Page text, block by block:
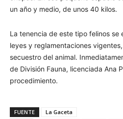
un año y medio, de unos 40 kilos.
La tenencia de este tipo felinos
leyes y reglamentaciones
secuestro del animal.
de División Fauna, licenciada Ana
procedimiento.
FUENTE
La Gaceta